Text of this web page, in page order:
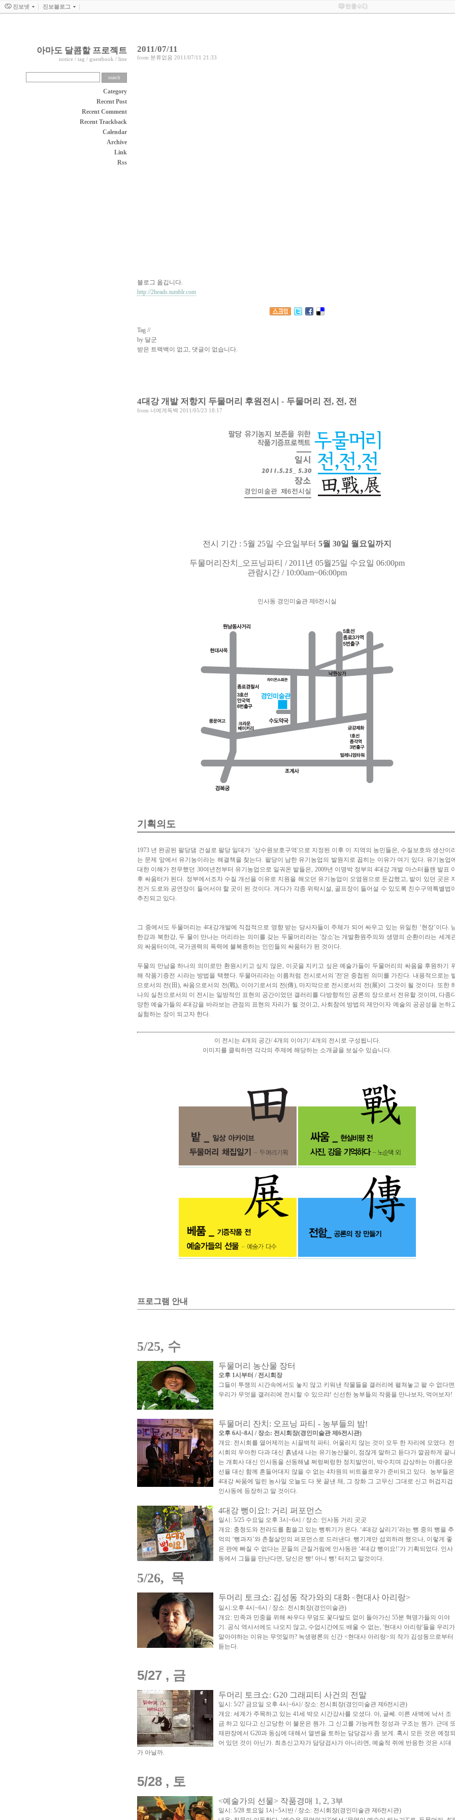
아마도 달콤할 프로젝트
notice / tag / guestbook / line
Category
Recent Post
Recent Comment
Recent Trackback
Calendar
Archive
Link
Rss
2011/07/11
from 분류없음 2011/07/11 21:33
블로그 옮깁니다.
http://2heads.tumblr.com
Tag //
by 달군
받은 트랙백이 없고, 댓글이 없습니다.
4대강 개발 저항지 두물머리 후원전시 - 두물머리 전, 전, 전
from 너에게독백 2011/05/23 18:17
전시 기간 : 5월 25일 수요일부터 5월 30일 월요일까지
두물머리잔치_오프닝파티 / 2011년 05월25일 수요일 06:00pm
관람시간 / 10:00am~06:00pm
인사동 경인미술관 제6전시실
기획의도
1973 년 완공된 팔당댐 건설로 팔당 일대가 '상수원보호구역'으로 지정된 이후 이 지역의 농민들은, 수질보호와 생산이
는 문제 앞에서 유기농이라는 해결책을 찾는다. 팔당이 남한 유기농업의 발원지로 꼽히는 이유가 여기 있다. 유기농업에
대한 이해가 전무했던 30여년전부터 유기농업으로 일궈온 밭들은, 2009년 이명박 정부의 4대강 개발 마스터플랜 발표 이
후 싸움터가 된다. 정부에서조차 수질 개선을 이유로 지원을 해오던 유기농업이 오염원으로 둔갑했고, 밭이 있던 곳은
전거 도로와 공연장이 들어서야 할 곳이 된 것이다. 게다가 각종 위락시설, 골프장이 들어설 수 있도록 친수구역특별법이
추진되고 있다.
그 중에서도 두물머리 는 4대강개발에 직접적으로 영향 받는 당사자들이 주체가 되어 싸우고 있는 유일한 ‘현장’이다.
한강과 북한강, 두 물이 만나는 머리라는 의미를 갖는 두물머리라는 '장소'는 개발환원주의와 생명의 순환이라는 세계
의 싸움터이며, 국가권력의 폭력에 불복종하는 인민들의 싸움터가 된 것이다.
두물의 만남을 하나의 의미로만 환원시키고 싶지 않은, 이곳을 지키고 싶은 예술가들이 두물머리의 싸움을 후원하기 위
해 작품기증전 시라는 방법을 택했다. 두물머리라는 이름처럼 전시로서의 '전'은 중첩된 의미를 가진다. 내용적으로는
으로서의 전(田), 싸움으로서의 전(戰), 이야기로서의 전(傳), 마지막으로 전시로서의 전(展)이 그것이 될 것이다. 또한
나의 실천으로서의 이 전시는 일방적인 표현의 공간이었던 갤러리를 다방향적인 공론의 장으로서 전유할 것이며, 다종
양한 예술가들의 4대강을 바라보는 관점의 표현의 자리가 될 것이고, 사회참여 방법의 제안이자 예술의 공공성을 논하
실험하는 장이 되고자 한다.
이 전시는 4개의 공간/ 4개의 이야기/ 4개의 전시로 구성됩니다.
이미지를 클릭하면 각각의 주제에 해당하는 소개글을 보실수 있습니다.
프로그램 안내
5/25, 수
두물머리 농산물 장터
오후 1시부터 / 전시회장
그들이 투쟁의 시간속에서도 놓지 않고 키워낸 작물들을 갤러리에 펼쳐놓고 팔 수 없다면,
우리가 무엇을 갤러리에 전시할 수 있으랴! 신선한 농부들의 작품을 만나보자, 먹어보자!
두물머리 잔치 : 오프닝 파티 - 농부들의 밤!
오후 6시 ~8시 / 장소: 전시회장(경인미술관 제6전시관)
개요: 전시회를 열어제끼는 시끌벅적 파티 . 어울리지 않는 것이 모두 한 자리에 모였다. 전
시회의 우아한 다과 대신 흙냄새 나는 유기농산물이 , 점잖게 말하고 듣다가 깔끔하게 끝
는 개회사 대신 인사동을 선동해낼 쩌렁쩌렁한 정치발언이 , 박수치며 감상하는 아름다운
선율 대신 함께 흔들어대지 않을 수 없는 4차원의 비트플로우가 준비되고 있다. 농부들은
4대강 싸움에 밀린 농사일 오늘도 다 못 끝낸 채, 그 장화 그 고무신 그대로 신고 허겁지겁
인사동에 등장하고 말 것이다.
4대강 뻥이요!: 거리 퍼포먼스
일시 : 5/25 수요일 오후 3시 ~6시 / 장소: 인사동 거리 곳곳
개요: 충청도와 전라도를 휩쓸고 있는 뻥튀기가 온다. ‘4대강 살리기’라는 뻥 중의 뻥을 추
억의 ‘뻥과자’와 촌철살인의 퍼포먼스로 드러낸다. 뻥기계만 섭외하려 했으나, 이렇게 좋
은 판에 빠질 수 없다는 꾼들의 근질거림에 인사동판 ‘4대강 뻥이요!’가 기획되었다. 인사
동에서 그들을 만난다면, 당신은 빵! 아니 뻥! 터지고 말것이다.
5/26, 목
두머리 토크쇼: 김성동 작가와의 대화 <현대사 아리랑>
일시 :오후 4시~6시 / 장소: 전시회장(경인미술관)
개요: 민족과 민중을 위해 싸우다 무덤도 꽃다발도 없이 돌아가신 55분 혁명가들의 이야
기. 공식 역사서에도 나오지 않고, 수업시간에도 배울 수 없는, '현대사 아리랑'들을 우리가
알아야하는 이유는 무엇일까? 녹생평론의 신간 <현대사 아리랑>의 작가 김성동으로부터
듣는다.
5/27 , 금
두머리 토크쇼: G20 그래피티 사건의 전말
일시 : 5/27 금요일 오후 4시 ~6시/ 장소: 전시회장(경인미술관 제6전시관)
개요: 세계가 주목하고 있는 41세 박모 시간강사를 모셨다. 아, 글쎄 . 이른 새벽에 낙서 조
금 하고 있다고 신고당한 이 불운은 뭔가. 그 신고를 가능케한 정성과 구조는 뭔가. 근데 또
재판장에서 G20과 동심에 대해서 열변을 토하는 담당검사 좀 보게 . 혹시 모든 것은 예정되
어 있던 것이 아닌가. 최초신고자가 담당검사가 아니라면, 예술적 쥐에 반응한 것은 시대
가 아닐까.
5/28 , 토
<예술가의 선물> 작품경매 1, 2, 3부
일시 : 5/28 토요일 1시 ~5시반 / 장소: 전시회장(경인미술관 제6전시관)
진보넷 진보블로그